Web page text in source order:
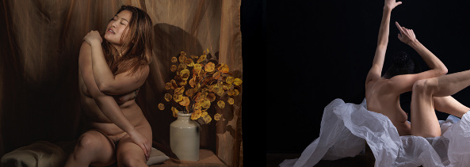
Session studio avec
Bella
Denisa en robe de